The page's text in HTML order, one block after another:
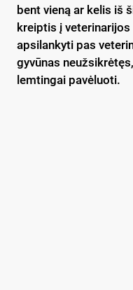
bent vieną ar kelis iš
kreiptis į
apsilankyti pas
gyvūnas
lemtingai pavėluoti.